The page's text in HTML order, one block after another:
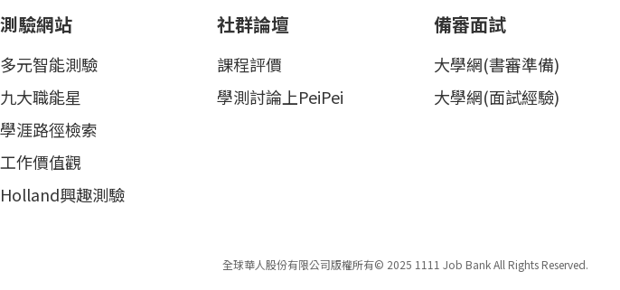
測驗網站
多元智能測驗
九大職能星
學涯路徑檢索
工作價值觀
Holland興趣測驗
社群論壇
課程評價
學測討論上PeiPei
備審面試
大學網(書審準備)
大學網(面試經驗)
全球華人股份有限公司版權所有© 2025 1111 Job Bank All Rights Reserved.